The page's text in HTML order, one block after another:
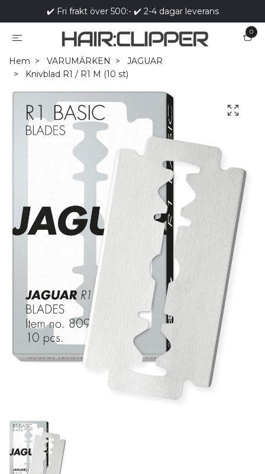
✔️ Fri frakt över 500:- ✔️ 2-4 dagar leverans
0
Hem VARUMÄRKEN
JAGUAR
Knivblad R1 / R1 M (10 st)